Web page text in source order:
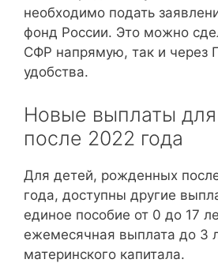
необходимо подать
фонд России. Это можно
СФР напрямую, так и через
удобства.
Новые выплаты
после 2022 года
Для детей, рожденных
года, доступны другие
единое пособие от 0 до 17
ежемесячная выплата до 3
материнского капитала.